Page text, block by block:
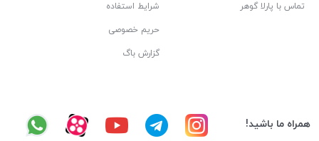
تماس با پارلا گوهر شرایط استفاده
حریم خصوصی
گزارش باگ
همراه ما باشید!